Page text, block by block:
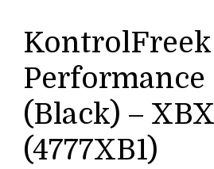
KontrolFreek
Performance
(Black) –
(4777XB1)